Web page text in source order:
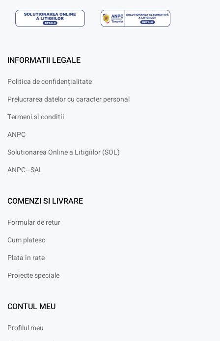
INFORMATII LEGALE
Politica de confidențialitate
Prelucrarea datelor cu caracter personal
Termeni si conditii
ANPC
Solutionarea Online a Litigiilor (SOL)
ANPC - SAL
COMENZI SI LIVRARE
Formular de retur
Cum platesc
Plata in rate
Proiecte speciale
CONTUL MEU
Profilul meu